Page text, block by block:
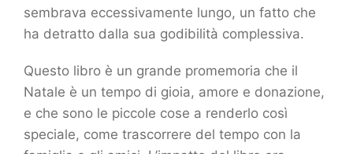
sembrava eccessivamente lungo, un fatto che
ha detratto dalla sua godibilità complessiva.
Questo libro è un grande promemoria che il
Natale è un tempo di gioia, amore e donazione,
e che sono le piccole cose a renderlo così
speciale, come trascorrere del tempo con la